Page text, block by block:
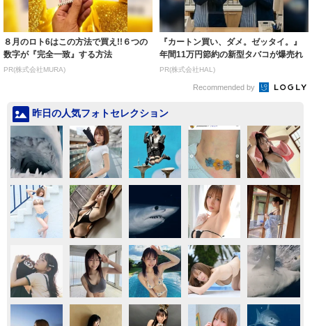
８月のロト6はこの方法で買え!!６つの
数字が『完全一致』する方法
PR(株式会社MURA)
『カートン買い、ダメ。ゼッタイ。』
年間11万円節約の新型タバコが爆売れ
PR(株式会社HAL)
Recommended by
昨日の人気フォトセレクション